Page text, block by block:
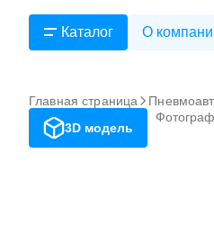
Каталог О
Главная страница
3D модель